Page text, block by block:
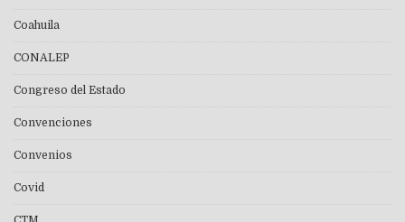
Coahuila
CONALEP
Congreso del Estado
Convenciones
Convenios
Covid